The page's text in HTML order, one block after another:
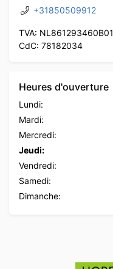
+31850509912
TVA: NL861293460B01
CdC: 78182034
Heures d'ouverture
Lundi:
Mardi:
Mercredi:
Jeudi:
Vendredi:
Samedi:
Dimanche: